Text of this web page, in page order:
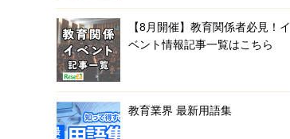
【8月開催】教育関係者必見！イ
ベント情報記事一覧はこちら
教育業界 最新用語集